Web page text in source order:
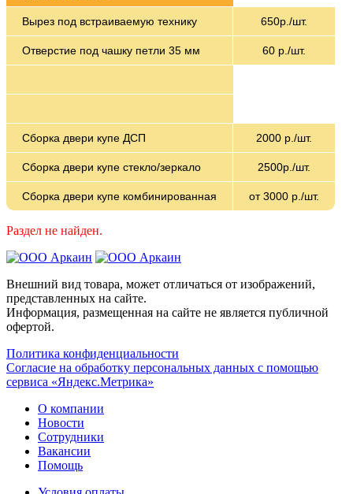
Вырез под встраиваемую технику 650р./шт.
Отверстие под чашку петли 35 мм 60 р./шт.
Сборка двери купе ДСП 2000 р./шт.
Сборка двери купе стекло/зеркало 2500р./шт.
Сборка двери купе комбинированная от 3000 р./шт.
Раздел не найден.
Внешний вид товара, может отличаться от изображений,
представленных на сайте.
Информация, размещенная на сайте не является публичной
офертой.
Политика конфиденциальности
Согласие на обработку персональных данных с помощью
сервиса «Яндекс.Метрика»
О компании
Новости
Сотрудники
Вакансии
Помощь